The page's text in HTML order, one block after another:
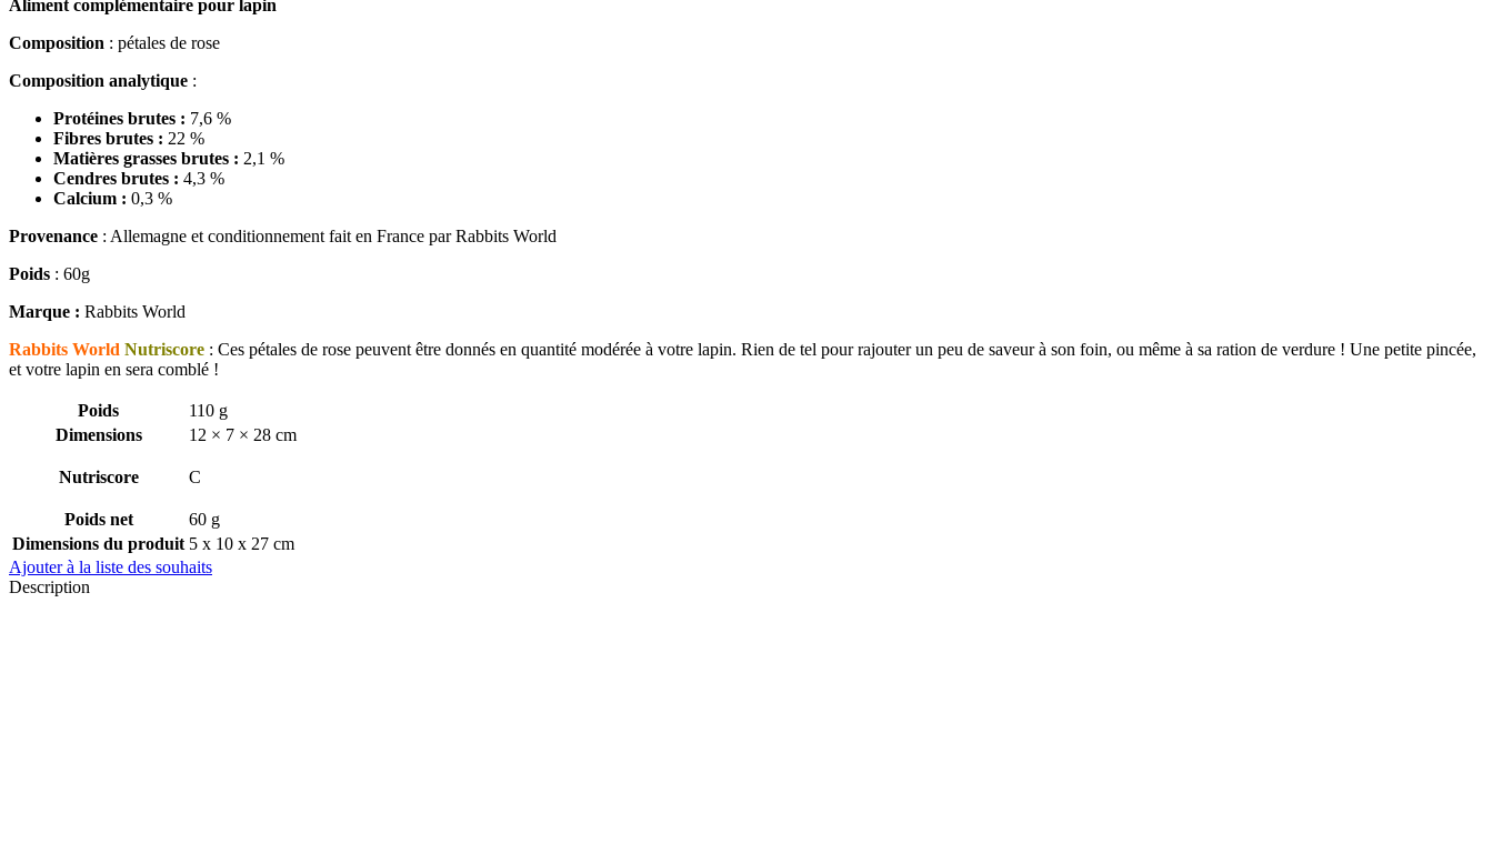
Aliment complémentaire pour lapin
Composition : pétales de rose
Composition analytique :
Protéines brutes : 7,6 %
Fibres brutes : 22 %
Matières grasses brutes : 2,1 %
Cendres brutes : 4,3 %
Calcium : 0,3 %
Provenance : Allemagne et conditionnement fait en France par Rabbits World
Poids : 60g
Marque : Rabbits World
Rabbits World Nutriscore : Ces pétales de rose peuvent être donnés en quantité modérée à votre lapin. Rien de tel pour rajouter un peu de saveur à son foin, ou même à sa ration de verdure ! Une petite pincée,
et votre lapin en sera comblé !
Poids
110 g
Dimensions
12 × 7 × 28 cm
Nutriscore C
Poids net
60 g
Dimensions du produit 5 x 10 x 27 cm
Ajouter à la liste des souhaits
Description